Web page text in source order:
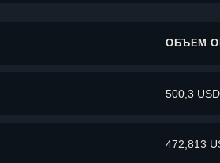
ОБЪЕМ
500,3
472,813